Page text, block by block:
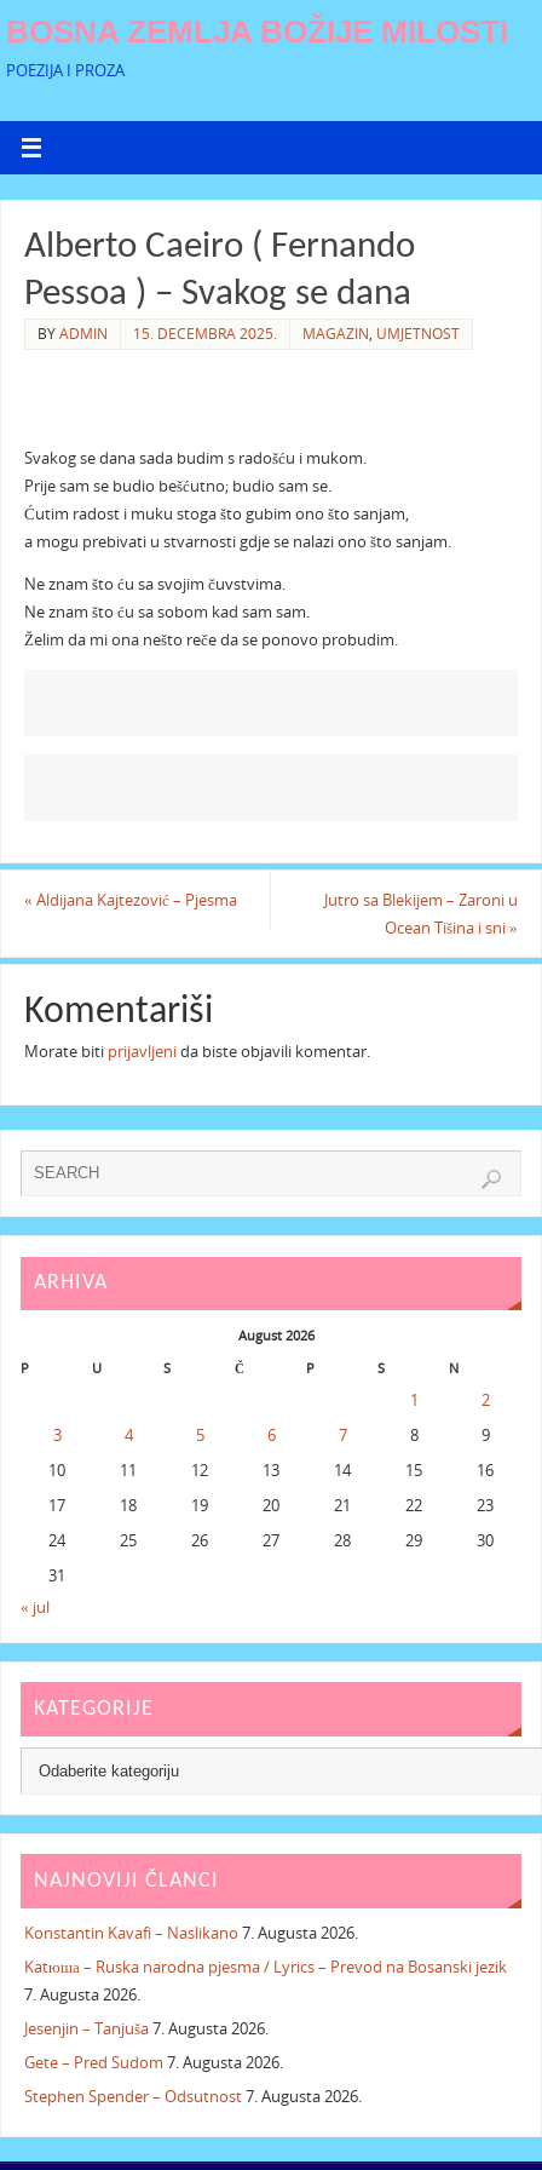
BOSNA ZEMLJA BOŽIJE MILOSTI
POEZIJA I PROZA
Alberto Caeiro ( Fernando
Pessoa ) – Svakog se dana
BYADMIN 15. DECEMBRA 2025. MAGAZIN, UMJETNOST
Svakog se dana sada budim s radošću i mukom.
Prije sam se budio bešćutno; budio sam se.
Ćutim radost i muku stoga što gubim ono što sanjam,
a mogu prebivati u stvarnosti gdje se nalazi ono što sanjam.
Ne znam što ću sa svojim čuvstvima.
Ne znam što ću sa sobom kad sam sam.
Želim da mi ona nešto reče da se ponovo probudim.
« Aldijana Kajtezović – Pjesma
Jutro sa Blekijem – Zaroni u
Ocean Tišina i sni»
Komentariši
Morate biti prijavljenida biste objavili komentar.
ARHIVA
August 2026
P
U S Č P S N
1
2
3
4 5 6 7 8
9
10
11 12 13 14 15
16
17
18 19 20 21 22
23
24
25 26 27 28 29
30
31
« jul
KATEGORIJE
NAJNOVIJI ČLANCI
Konstantin Kavafi – Naslikano 7. Augusta 2026.
Katюша – Ruska narodna pjesma / Lyrics – Prevod na Bosanski jezik
7. Augusta 2026.
Jesenjin – Tanjuša7. Augusta 2026.
Gete – Pred Sudom 7. Augusta 2026.
Stephen Spender – Odsutnost7. Augusta 2026.